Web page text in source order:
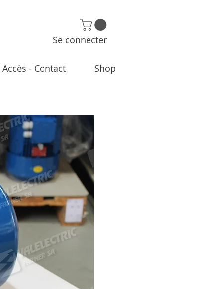
Se connecter
Accès - Contact Shop